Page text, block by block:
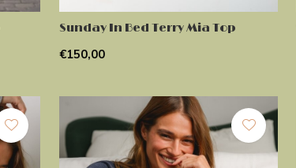
Sunday In Bed Terry Mia Top
€150,00